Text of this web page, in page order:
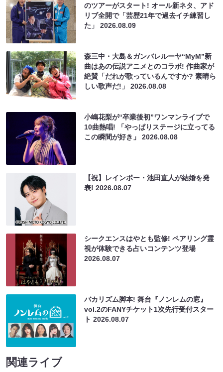
のツアーがスタート! オール新ネタ、アド
リブ全開で「芸歴21年で過去イチ練習し
た」2026.08.09
森三中・大島＆ガンバレルーヤ“MyM”新
曲はあの伝説アニメとのコラボ! 作曲家が
絶賛「だれが歌っているんですか? 素晴ら
しい歌声だ!」2026.08.08
小嶋花梨が“卒業後初”ワンマンライブで
10曲熱唱! 「やっぱりステージに立ってる
この瞬間が好き」2026.08.08
【祝】レインボー・池田直人が結婚を発
表!2026.08.07
シークエンスはやとも監修! ペアリング霊
視が体験できる占いコンテンツ登場
2026.08.07
バカリズム脚本! 舞台『ノンレムの窓』
vol.2のFANYチケット1次先行受付スター
ト2026.08.07
関連ライブ